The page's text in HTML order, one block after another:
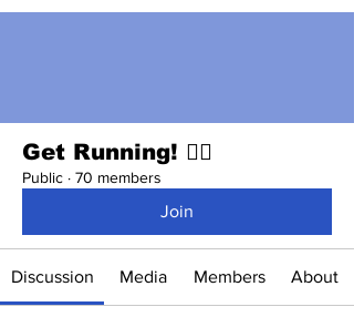
Get Running! 🏃‍♀️
Public · 70 members
Join
Discussion Media Members About